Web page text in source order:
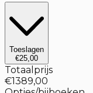
Toeslagen
€25,00
Totaalprijs
€1389,00